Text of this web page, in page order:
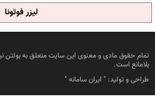
لیزر فوتونا
تمام حقوق مادی و معنوی این سایت متعلق به بولتن
بلامانع است.
طراحی و تولید: " ایران سامانه"